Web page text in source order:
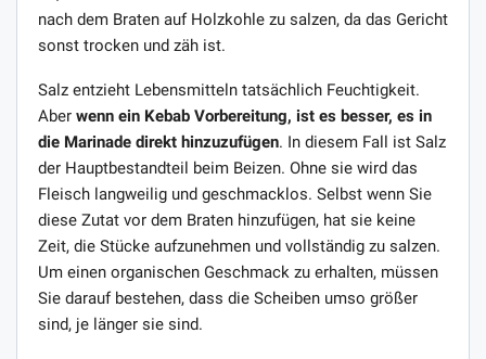
nach dem Braten auf Holzkohle zu salzen, da das Gericht
sonst trocken und zäh ist.
Salz entzieht Lebensmitteln tatsächlich Feuchtigkeit.
Aber wenn ein Kebab Vorbereitung, ist es besser, es in
die Marinade direkt hinzuzufügen. In diesem Fall ist Salz
der Hauptbestandteil beim Beizen. Ohne sie wird das
Fleisch langweilig und geschmacklos. Selbst wenn Sie
diese Zutat vor dem Braten hinzufügen, hat sie keine
Zeit, die Stücke aufzunehmen und vollständig zu salzen.
Um einen organischen Geschmack zu erhalten, müssen
Sie darauf bestehen, dass die Scheiben umso größer
sind, je länger sie sind.